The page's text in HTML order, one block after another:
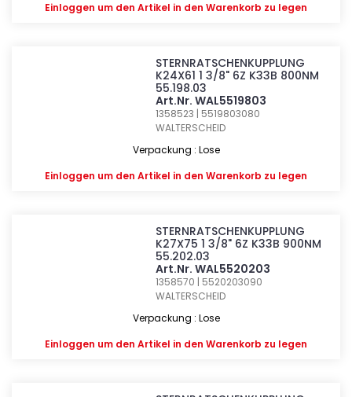
Einloggen um den Artikel in den Warenkorb zu legen
STERNRATSCHENKUPPLUNG
K24X61 1 3/8" 6Z K33B 800NM
55.198.03
Art.Nr. WAL5519803
1358523 | 5519803080
WALTERSCHEID
Verpackung : Lose
Einloggen um den Artikel in den Warenkorb zu legen
STERNRATSCHENKUPPLUNG
K27X75 1 3/8" 6Z K33B 900NM
55.202.03
Art.Nr. WAL5520203
1358570 | 5520203090
WALTERSCHEID
Verpackung : Lose
Einloggen um den Artikel in den Warenkorb zu legen